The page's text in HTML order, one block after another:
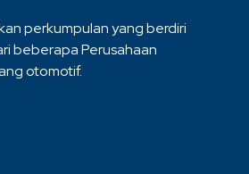
perkumpulan yang berdiri
beberapa Perusahaan
otomotif.